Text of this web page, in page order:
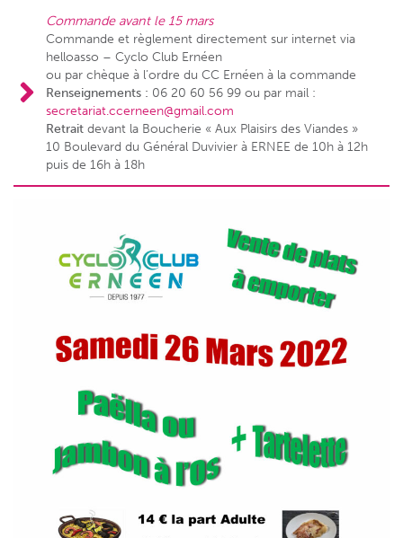
Commande avant le 15 mars
Commande et règlement directement sur internet via
helloasso – Cyclo Club Ernéen
ou par chèque à l’ordre du CC Ernéen à la commande
Renseignements : 06 20 60 56 99 ou par mail :
secretariat.ccerneen@gmail.com
Retrait devant la Boucherie « Aux Plaisirs des Viandes »
10 Boulevard du Général Duvivier à ERNEE de 10h à 12h
puis de 16h à 18h